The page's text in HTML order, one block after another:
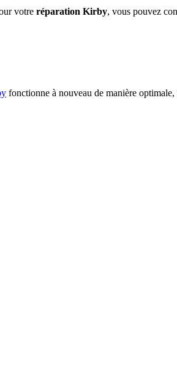
votre réparation Kirby, vous pouvez
fonctionne à nouveau de manière